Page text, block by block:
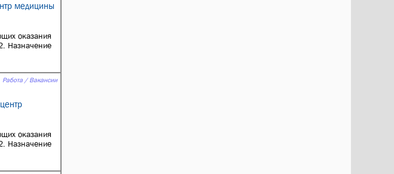
медицины
оказания
Назначение
Работа / Вакансии
оказания
Назначение